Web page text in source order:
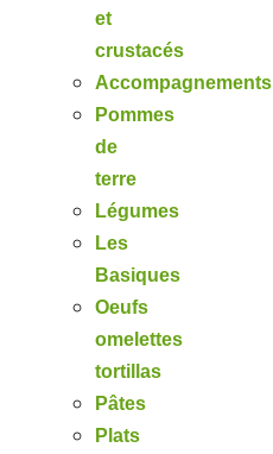
et
crustacés
Accompagnements
Pommes
de
terre
Légumes
Les
Basiques
Oeufs
omelettes
tortillas
Pâtes
Plats